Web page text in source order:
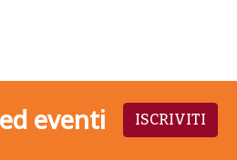
eventi ISCRIVITI